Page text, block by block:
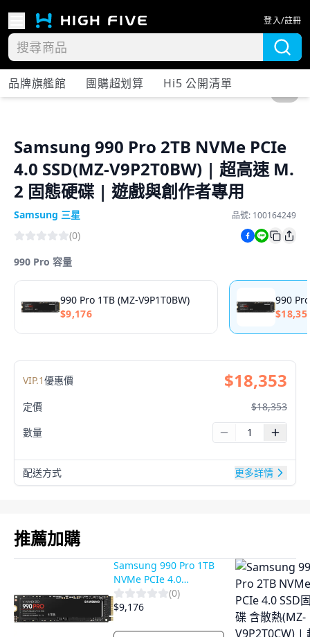
登入/註冊
品牌旗艦館 團購超划算 Hi5 公開清單
Samsung 990 Pro 2TB NVMe PCIe
4.0 SSD(MZ-V9P2T0BW) | 超高速 M.
2 固態硬碟 | 遊戲與創作者專用
Samsung 三星 品號: 100164249
(0)
990 Pro 容量
990 Pro 1TB (MZ-V9P1T0BW)
$9,176
990
$
VIP.1優惠價 $18,353
定價 $18,353
數量
配送方式 更多詳情
推薦加購
Samsung 990 Pro 1TB
NVMe PCIe 4.0
SSD((MZ-V9P1T0BW) |
超高速 M.2 固態硬碟 |
(0)
$9,176